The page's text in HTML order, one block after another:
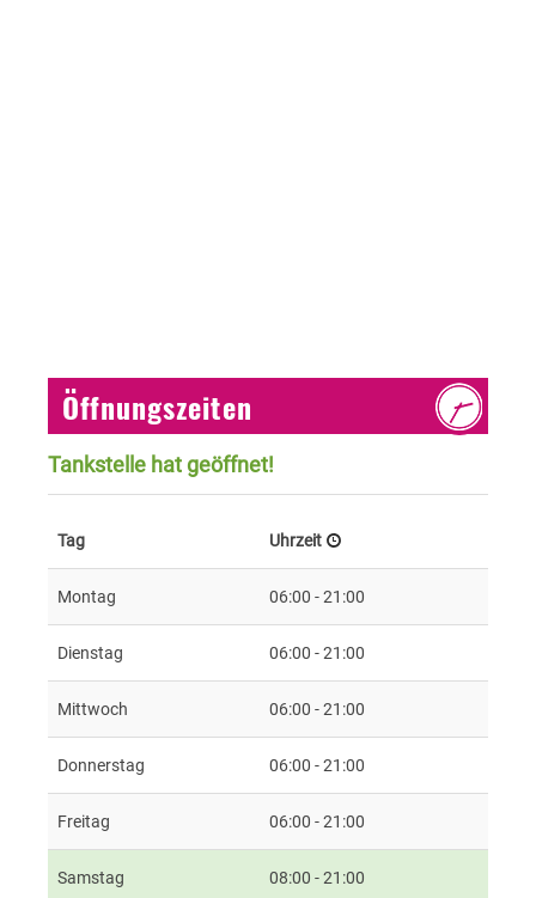
Öffnungszeiten
Tankstelle hat geöffnet!
Tag Uhrzeit
Montag 06:00 - 21:00
Dienstag 06:00 - 21:00
Mittwoch 06:00 - 21:00
Donnerstag 06:00 - 21:00
Freitag 06:00 - 21:00
Samstag 08:00 - 21:00